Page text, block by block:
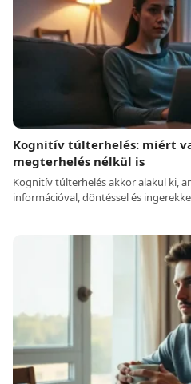
Kognitív túlterhelés: miért
megterhelés nélkül is
Kognitív túlterhelés akkor alakul ki,
információval, döntéssel és